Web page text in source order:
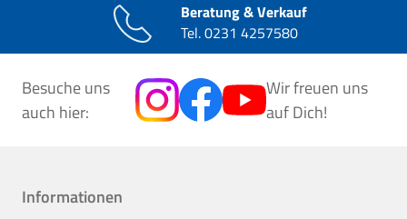
Beratung & Verkauf
Tel.0231 4257580
Besuche uns
auch hier:
Wir freuen uns
auf Dich!
Informationen